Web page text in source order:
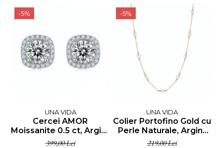
-5%
UNA VIDA
Cercei AMOR
Moissanite 0.5 ct, Argint
925
399,00 Lei
-5%
UNA VIDA
Colier Portofino Gold cu
Perle Naturale, Argint
Placat cu Aur 18k
219,00 Lei